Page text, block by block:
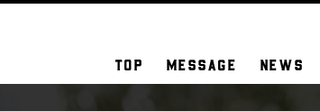
TOP MESSAGE NEWS